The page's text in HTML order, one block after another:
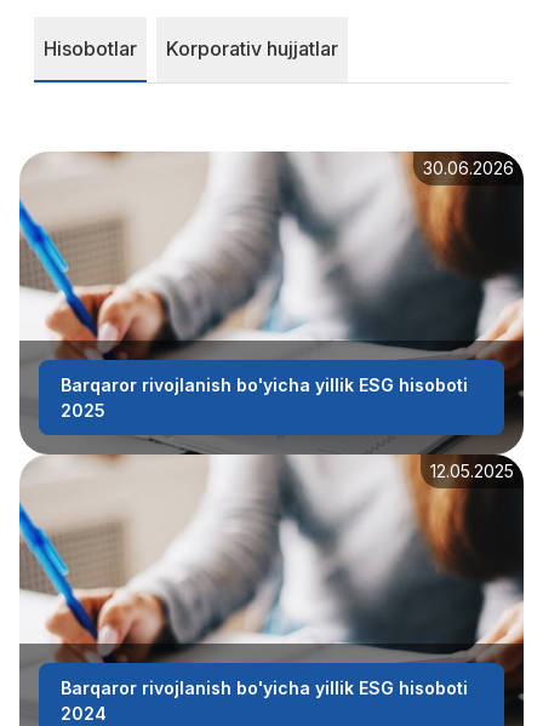
Hisobotlar Korporativ hujjatlar
30.06.2026
Barqaror rivojlanish bo'yicha yillik ESG hisoboti
2025
12.05.2025
Barqaror rivojlanish bo'yicha yillik ESG hisoboti
2024